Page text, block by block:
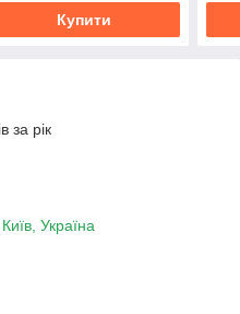
Купити
за рік
Україна